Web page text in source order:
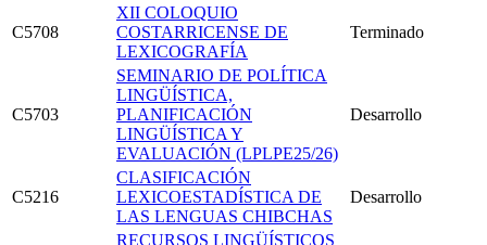
C5708
XII COLOQUIO
COSTARRICENSE DE
LEXICOGRAFÍA
Terminado
C5703
SEMINARIO DE POLÍTICA
LINGÜÍSTICA,
PLANIFICACIÓN
LINGÜÍSTICA Y
EVALUACIÓN (LPLPE25/26)
Desarrollo
C5216
CLASIFICACIÓN
LEXICOESTADÍSTICA DE
LAS LENGUAS CHIBCHAS
Desarrollo
RECURSOS LINGÜÍSTICOS